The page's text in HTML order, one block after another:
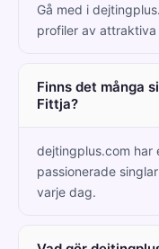
Gå med i
profiler av attraktiva
Finns det många
Fittja?
dejtingplus.com har
passionerade
varje dag.